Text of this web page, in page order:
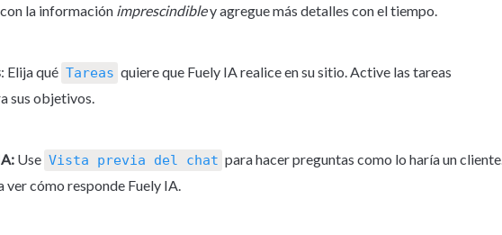
la información imprescindible y agregue más detalles con el tiempo.
: Elija qué Tareas quiere que Fuely IA realice en su sitio. Active las tareas
sus objetivos.
Use Vista previa del chat para hacer preguntas como lo haría un cliente.
ver cómo responde Fuely IA.